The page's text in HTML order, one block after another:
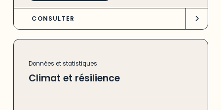
CONSULTER
Données et statistiques
Climat et résilience